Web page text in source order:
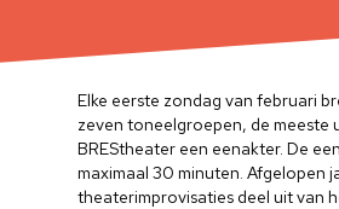
Elke eerste zondag van februari
zeven toneelgroepen, de meeste
BREStheater een eenakter. De
maximaal 30 minuten. Afgelopen
theaterimprovisaties deel uit van